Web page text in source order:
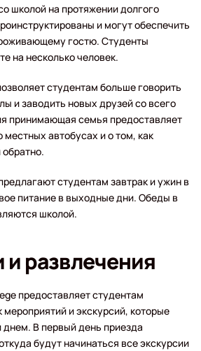
школой на протяжении долгого
и могут обеспечить
гостю. Студенты
на несколько человек.
студентам больше говорить
и заводить новых друзей со всего
принимающая семья предоставляет
автобусах и о том, как
студентам завтрак и ужин в
питание в выходные дни. Обеды в
школой.
и развлечения
предоставляет студентам
и экскурсий, которые
днем. В первый день приезда
будут начинаться все экскурсии